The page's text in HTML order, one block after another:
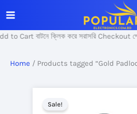
to
content
to Cart বাটনে ক্লিক করে সরাসরি Checkout
Home / Products tagged “Gold
Sale!